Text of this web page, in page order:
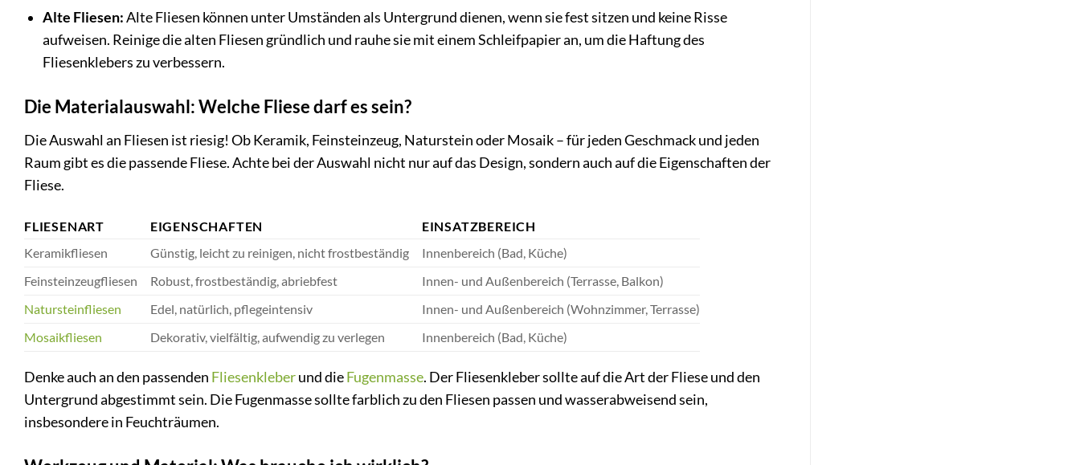
Alte Fliesen:Alte Fliesen können unter Umständen als Untergrund dienen, wenn sie fest sitzen und keine Risse
aufweisen. Reinige die alten Fliesen gründlich und rauhe sie mit einem Schleifpapier an, um die Haftung des
Fliesenklebers zu verbessern.
Die Materialauswahl: Welche Fliese darf es sein?
Die Auswahl an Fliesen ist riesig! Ob Keramik, Feinsteinzeug, Naturstein oder Mosaik – für jeden Geschmack und jeden
Raum gibt es die passende Fliese. Achte bei der Auswahl nicht nur auf das Design, sondern auch auf die Eigenschaften der
Fliese.
FLIESENART EIGENSCHAFTEN
EINSATZBEREICH
Keramikfliesen
Günstig, leicht zu reinigen, nicht frostbeständig
Innenbereich (Bad, Küche)
Feinsteinzeugfliesen
Robust, frostbeständig, abriebfest
Innen- und Außenbereich (Terrasse, Balkon)
Natursteinfliesen
Edel, natürlich, pflegeintensiv
Innen- und Außenbereich (Wohnzimmer, Terrasse)
Mosaikfliesen
Dekorativ, vielfältig, aufwendig zu verlegen Innenbereich (Bad, Küche)
Denke auch an den passenden Fliesenkleberund dieFugenmasse. Der Fliesenkleber sollte auf die Art der Fliese und den
Untergrund abgestimmt sein. Die Fugenmasse sollte farblich zu den Fliesen passen und wasserabweisend sein,
insbesondere in Feuchträumen.